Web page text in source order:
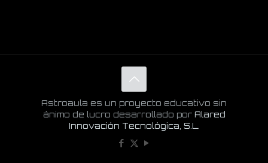
Astroaula es un proyecto educativo sin
ánimo de lucro desarrollado por Alared
Innovación Tecnológica, S.L.